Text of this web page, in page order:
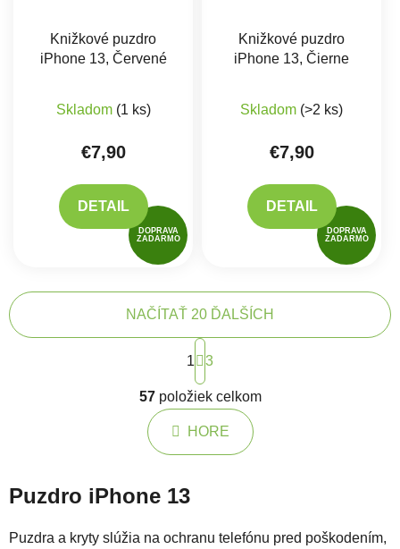
DOPRAVA
ZADARMO
Knižkové puzdro
iPhone 13, Červené
Skladom (1 ks)
€7,90
DETAIL
DOPRAVA
ZADARMO
Knižkové puzdro
iPhone 13, Čierne
Skladom (>2 ks)
€7,90
DETAIL
Ovládacie prvky výpisu
NAČÍTAŤ 20 ĎALŠÍCH
Stránkovanie
1 3
57položiek celkom
HORE
Puzdro iPhone 13
Puzdra a kryty slúžia na ochranu telefónu pred poškodením,